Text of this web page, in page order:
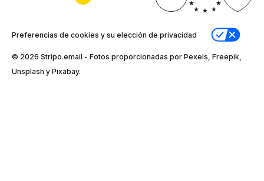
Preferencias de cookies y su elección de privacidad
© 2026 Stripо.email - Fotos proporcionadas por Pexels, Freepik,
Unsplash y Pixabay.